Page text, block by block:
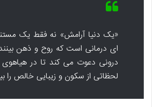
«یک دنیا آرامش» نه فقط یک
ای درمانی است که روح و ذهن
درونی دعوت می کند تا در
لحظاتی از سکون و زیبایی خالص را